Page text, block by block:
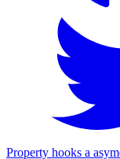
Property hooks a